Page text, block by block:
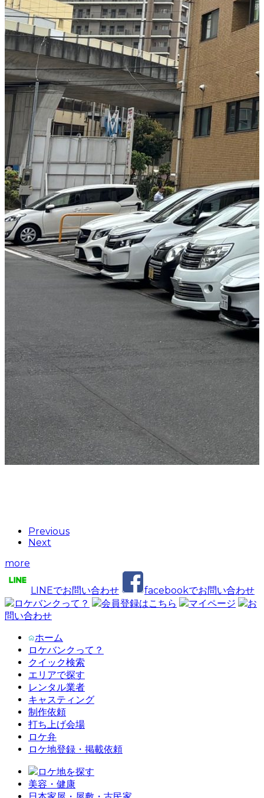
Previous
Next
more
LINEでお問い合わせ
facebookでお問い合わせ
ロケバンクって？
会員登録はこちら マイページ
お
問い合わせ
ホーム
ロケバンクって？
クイック検索
エリアで探す
レンタル業者
キャスティング
制作依頼
打ち上げ会場
ロケ弁
ロケ地登録・掲載依頼
ロケ地を探す
美容・健康